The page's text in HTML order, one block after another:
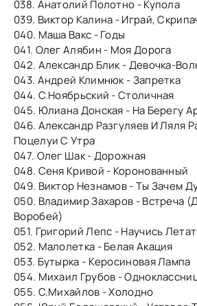
038. Анатолий Полотно - Купола
039. Виктор Калина - Играй,
040. Маша Вакс - Годы
041. Олег Алябин - Моя Дорога
042. Александр Блик - Девочка-
043. Андрей Климнюк - Запретка
044. С.Ноябрьский - Столичная
045. Юлиана Донская - На Берегу
046. Александр Разгуляев И Ляля
Поцелуи С Утра
047. Олег Шак - Дорожная
048. Сеня Кривой - Коронованный
049. Виктор Незнамов - Ты Зачем
050. Владимир Захаров - Встреча
Воробей)
051. Григорий Лепс - Научись
052. Малолетка - Белая Акация
053. Бутырка - Керосиновая Лампа
054. Михаил Грубов -
055. С.Михайлов - Холодно